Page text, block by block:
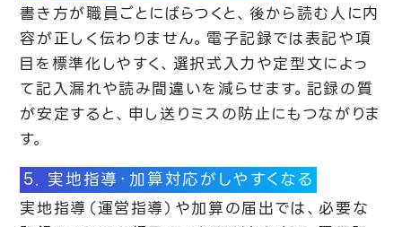
書き方が職員ごとにばらつくと、後から読む人に内
容が正しく伝わりません。電子記録では表記や項
目を標準化しやすく、選択式入力や定型文によっ
て記入漏れや読み間違いを減らせます。記録の質
が安定すると、申し送りミスの防止にもつながりま
す。
5. 実地指導・加算対応がしやすくなる
実地指導（運営指導）や加算の届出では、必要な